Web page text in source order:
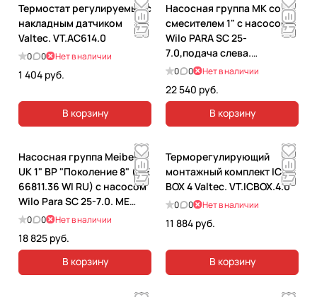
Термостат регулируемый с
накладным датчиком
Valtec. VT.AC614.0
0 0 Нет в наличии
1 404 руб.
В корзину
Насосная группа MK со
смесителем 1" с насосом
Wilo PARA SC 25-
7.0,подача слева.
MEL66831.36WI RU
0 0 Нет в наличии
22 540 руб.
В корзину
Насосная группа Meibes
UK 1" ВР "Поколение 8" (ME
66811.36 WI RU) с насосом
Wilo Para SC 25-7.0. ME
66811.36WI RU
0 0 Нет в наличии
18 825 руб.
В корзину
Терморегулирующий
монтажный комплект IC-
BOX 4 Valtec. VT.ICBOX.4.0
0 0 Нет в наличии
11 884 руб.
В корзину